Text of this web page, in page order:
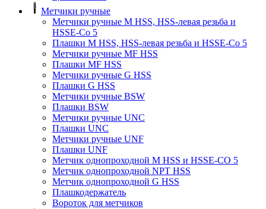
Метчики ручные
Метчики ручные M HSS, HSS-левая резьба и
HSSE-Co 5
Плашки M HSS, HSS-левая резьба и HSSE-Co 5
Метчики ручные MF HSS
Плашки MF HSS
Метчики ручные G HSS
Плашки G HSS
Метчики ручные BSW
Плашки BSW
Метчики ручные UNC
Плашки UNC
Метчики ручные UNF
Плашки UNF
Метчик однопроходной M HSS и HSSE-CO 5
Метчик однопроходной NPT HSS
Метчик однопроходной G HSS
Плашкодержатель
Вороток для метчиков